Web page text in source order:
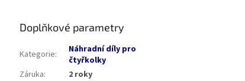
Doplňkové parametry
Kategorie:
Náhradní díly pro
čtyřkolky
Záruka: 2 roky